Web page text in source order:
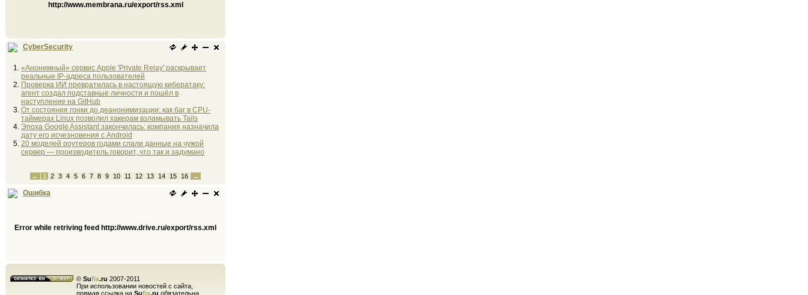
http://www.membrana.ru/export/rss.xml
CyberSecurity
«Анонимный» сервис Apple 'Private Relay' раскрывает
реальные IP-адреса пользователей
Проверка ИИ превратилась в настоящую кибератаку:
агент создал подставные личности и пошёл в
наступление на GitHub
От состояния гонки до деанонимизации: как баг в CPU-
таймерах Linux позволил хакерам взламывать Tails
Эпоха Google Assistant закончилась: компания назначила
дату его исчезновения с Android
20 моделей роутеров годами слали данные на чужой
сервер — производитель говорит, что так и задумано
← 1 2 3 4 5 6 7 8 9 10 11 12 13 14 15 16 →
Ошибка
Error while retriving feed http://www.drive.ru/export/rss.xml
© Sufix.ru 2007-2011
При использовании новостей с сайта,
прямая ссылка на Sufix.ru обязательна